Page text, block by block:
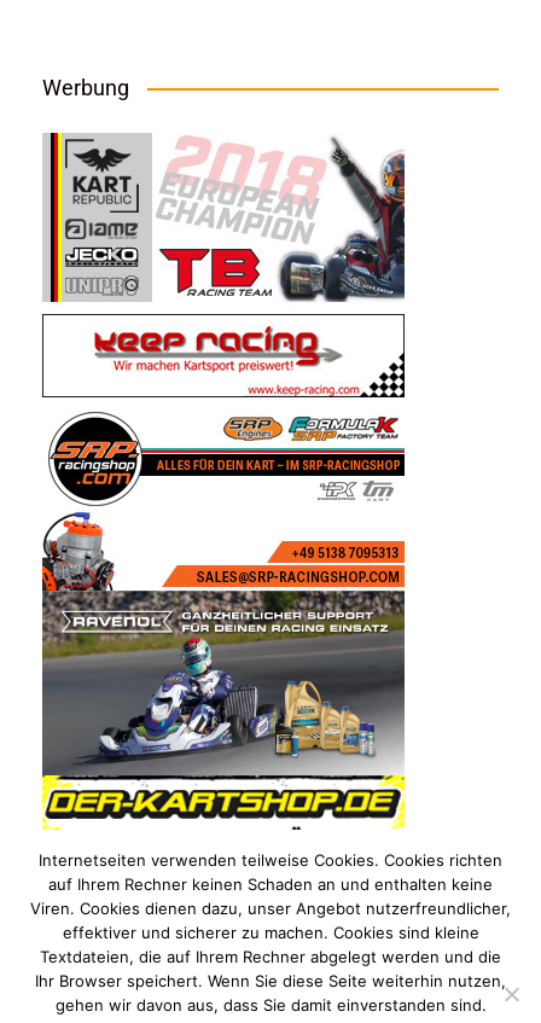
Werbung
Internetseiten verwenden teilweise Cookies. Cookies richten
auf Ihrem Rechner keinen Schaden an und enthalten keine
Viren. Cookies dienen dazu, unser Angebot nutzerfreundlicher,
effektiver und sicherer zu machen. Cookies sind kleine
Textdateien, die auf Ihrem Rechner abgelegt werden und die
Ihr Browser speichert. Wenn Sie diese Seite weiterhin nutzen,
gehen wir davon aus, dass Sie damit einverstanden sind.